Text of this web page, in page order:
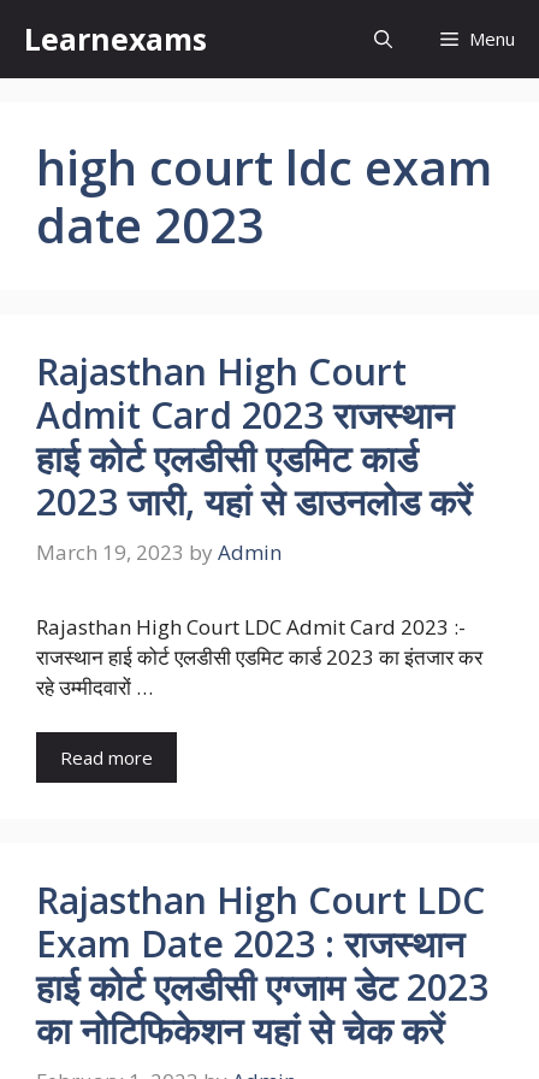
content
Learnexams Menu
high court ldc exam
date 2023
Rajasthan High Court
Admit Card 2023 राजस्थान
हाई कोर्ट एलडीसी एडमिट कार्ड
2023 जारी, यहां से डाउनलोड करें
March 19, 2023 by Admin
Rajasthan High Court LDC Admit Card 2023 :-
राजस्थान हाई कोर्ट एलडीसी एडमिट कार्ड 2023 का इंतजार कर
रहे उम्मीदवारों …
Read more
Rajasthan High Court LDC
Exam Date 2023 : राजस्थान
हाई कोर्ट एलडीसी एग्जाम डेट 2023
का नोटिफिकेशन यहां से चेक करें